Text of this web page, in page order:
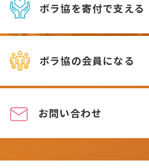
ボラ協を寄付で支える
ボラ協の会員になる
お問い合わせ